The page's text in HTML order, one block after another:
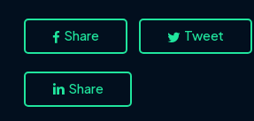
Share Tweet
Share